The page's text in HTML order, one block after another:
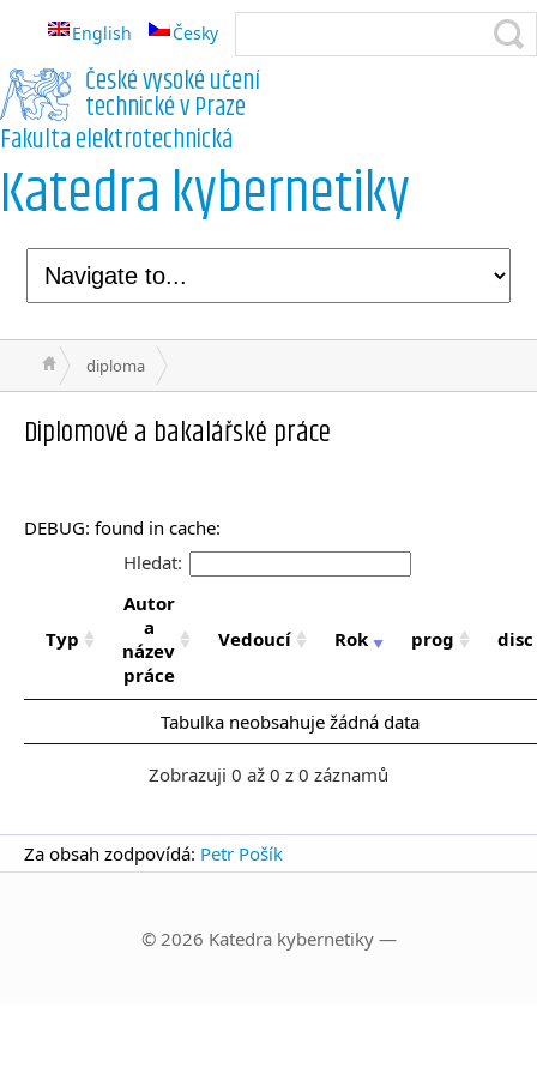
English Česky
České vysoké učení
technické v Praze
Fakulta elektrotechnická
Katedra kybernetiky
diploma
Diplomové a bakalářské práce
DEBUG: found in cache:
Hledat:
Typ
Autor
a
název
práce
Vedoucí Rok prog disc
Tabulka neobsahuje žádná data
Zobrazuji 0 až 0 z 0 záznamů
Za obsah zodpovídá: Petr Pošík
© 2026 Katedra kybernetiky —